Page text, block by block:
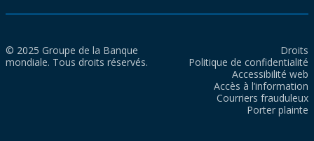
© 2025 Groupe de la Banque
mondiale. Tous droits réservés.
Droits
Politique de confidentialité
Accessibilité web
Accès à l’information
Courriers frauduleux
Porter plainte